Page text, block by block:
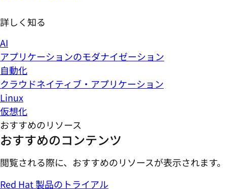
詳しく知る
AI
アプリケーションのモダナイゼーション
自動化
クラウドネイティブ・アプリケーション
Linux
仮想化
おすすめのリソース
おすすめのコンテンツ
閲覧される際に、おすすめのリソースが表示されます。
Red Hat 製品のトライアル